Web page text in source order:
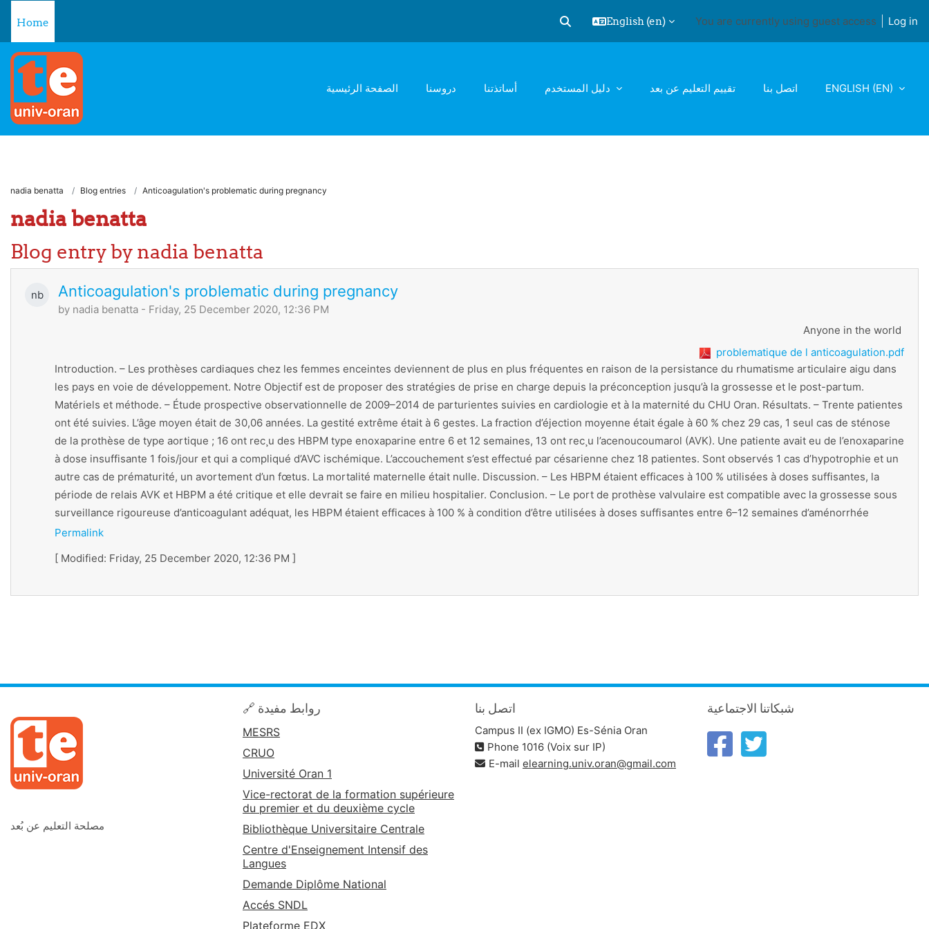
Home
Toggle search input
English ‎(en)‎ You are currently using guest access Log in
الصفحة الرئيسية دروسنا أساتذتنا تقييم التعليم عن بعد اتصل بنا ENGLISH ‎(EN)‎
nadia benatta Blog entries Anticoagulation's problematic during pregnancy
nadia benatta
Blog entry by nadia benatta
nb Anticoagulation's problematic during pregnancy
by nadia benatta - Friday, 25 December 2020, 12:36 PM
Anyone in the world
problematique de l anticoagulation.pdf
Introduction. – Les prothèses cardiaques chez les femmes enceintes deviennent de plus en plus fréquentes en raison de la persistance du rhumatisme articulaire aigu dans
les pays en voie de développement. Notre Objectif est de proposer des stratégies de prise en charge depuis la préconception jusqu’à la grossesse et le post-partum.
Matériels et méthode. – Étude prospective observationnelle de 2009–2014 de parturientes suivies en cardiologie et à la maternité du CHU Oran. Résultats. – Trente patientes
ont été suivies. L’âge moyen était de 30,06 années. La gestité extrême était à 6 gestes. La fraction d’éjection moyenne était égale à 60 % chez 29 cas, 1 seul cas de sténose
de la prothèse de type aortique ; 16 ont rec¸u des HBPM type enoxaparine entre 6 et 12 semaines, 13 ont rec¸u l’acenoucoumarol (AVK). Une patiente avait eu de l’enoxaparine
à dose insuffisante 1 fois/jour et qui a compliqué d’AVC ischémique. L’accouchement s’est effectué par césarienne chez 18 patientes. Sont observés 1 cas d’hypotrophie et un
autre cas de prématurité, un avortement d’un fœtus. La mortalité maternelle était nulle. Discussion. – Les HBPM étaient efficaces à 100 % utilisées à doses suffisantes, la
période de relais AVK et HBPM a été critique et elle devrait se faire en milieu hospitalier. Conclusion. – Le port de prothèse valvulaire est compatible avec la grossesse sous
surveillance rigoureuse d’anticoagulant adéquat, les HBPM étaient efficaces à 100 % à condition d’être utilisées à doses suffisantes entre 6–12 semaines d’aménorrhée
Permalink
[ Modified: Friday, 25 December 2020, 12:36 PM ]
مصلحة التعليم عن بُعد
🔗 روابط مفيدة
MESRS
CRUO
Université Oran 1
Vice-rectorat de la formation supérieure
du premier et du deuxième cycle
Bibliothèque Universitaire Centrale
Centre d'Enseignement Intensif des
Langues
Demande Diplôme National
Accés SNDL
Plateforme EDX
اتصل بنا
Campus II (ex IGMO) Es-Sénia Oran
Phone 1016 (Voix sur IP)
E-mail elearning.univ.oran@gmail.com
شبكاتنا الاجتماعية